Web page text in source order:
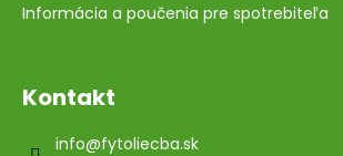
Informácia a poučenia pre spotrebiteľa
Kontakt
info@fytoliecba.sk